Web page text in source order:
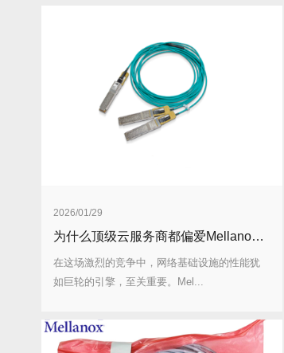
2026/01/29
为什么顶级云服务商都偏爱Mellanox线缆？答案在这！
在这场激烈的竞争中，网络基础设施的性能犹
如巨轮的引擎，至关重要。Mel...